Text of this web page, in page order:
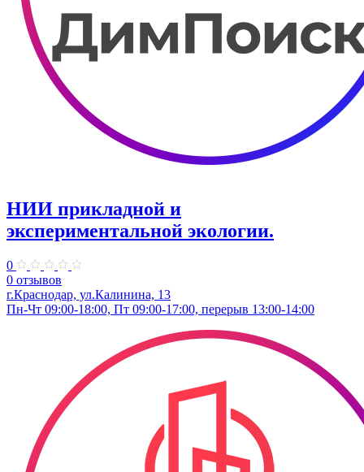
НИИ прикладной и
экспериментальной экологии.
0
0 отзывов
г.Краснодар, ул.Калинина, 13
Пн-Чт 09:00-18:00, Пт 09:00-17:00, перерыв 13:00-14:00